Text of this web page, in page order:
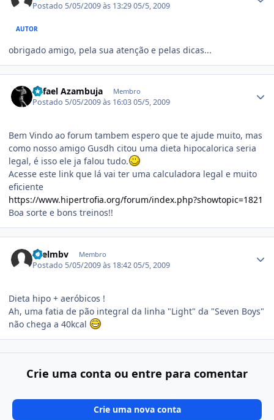
Postado 5/05/2009 às 13:2905/5, 2009
AUTOR
obrigado amigo, pela sua atenção e pelas dicas...
Rafael Azambuja Membro
Postado 5/05/2009 às 16:0305/5, 2009
Bem Vindo ao forum tambem espero que te ajude muito, mas
como nosso amigo Gusdh citou uma dieta hipocalorica seria
legal, é isso ele ja falou tudo.
Acesse este link que lá vai ter uma calculadora legal e muito
eficiente
https://www.hipertrofia.org/forum/index.php?showtopic=1821
Boa sorte e bons treinos!!
Faelmbv Membro
Postado 5/05/2009 às 18:4205/5, 2009
Dieta hipo + aeróbicos !
Ah, uma fatia de pão integral da linha "Light" da "Seven Boys"
não chega a 40kcal
Crie uma conta ou entre para comentar
Crie uma nova conta